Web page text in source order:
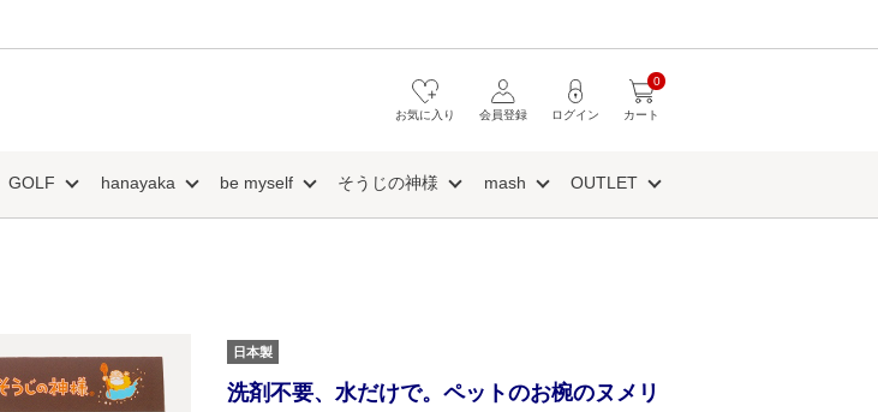
カート
0
ログイン
会員登録
お気に入り
GOLF hanayaka be myself そうじの神様 mash OUTLET
日本製
洗剤不要、水だけで。ペットのお椀のヌメリ